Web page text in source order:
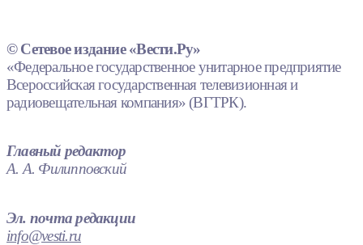
© Сетевое издание «Вести.Ру»
«Федеральное государственное унитарное предприятие
Всероссийская государственная телевизионная и
радиовещательная компания» (ВГТРК).
Главный редактор
А. А. Филипповский
Эл. почта редакции
info@vesti.ru